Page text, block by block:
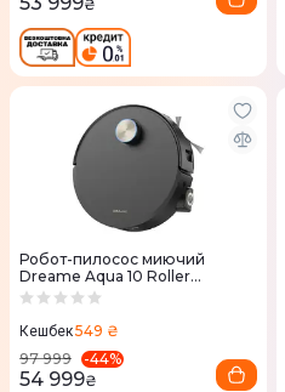
₴
Робот-пилосос миючий
Dreame Aqua 10 Roller
Complete Black
Кешбек549 ₴
97 999
-44%
54 999₴